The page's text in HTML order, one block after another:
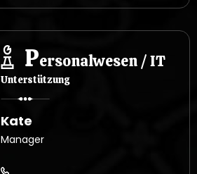
Personalwesen / IT
Unterstützung
Kate
Manager